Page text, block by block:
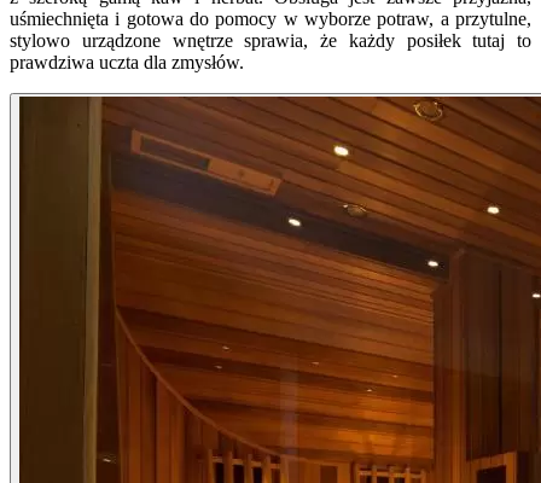
uśmiechnięta i gotowa do pomocy w wyborze potraw, a przytulne,
stylowo urządzone wnętrze sprawia, że każdy posiłek tutaj to
prawdziwa uczta dla zmysłów.